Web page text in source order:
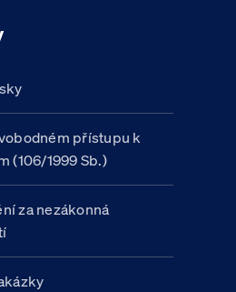
přístupu k
(106/1999 Sb.)
za nezákonná